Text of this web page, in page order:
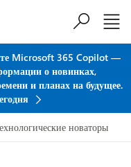
Microsoft 365 Copilot —
о новинках,
и планах на будущее.
новаторы